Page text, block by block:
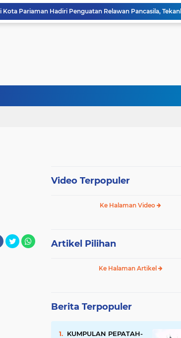
Video Terpopuler
Ke Halaman Video
Artikel Pilihan
Ke Halaman Artikel
Berita Terpopuler
KUMPULAN PEPATAH-